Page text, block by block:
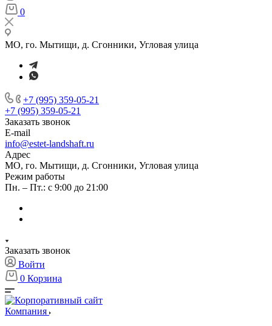
0
МО, го. Мытищи, д. Сгонники, Угловая улица
+7 (995) 359-05-21
+7 (995) 359-05-21
Заказать звонок
E-mail
info@estet-landshaft.ru
Адрес
МО, го. Мытищи, д. Сгонники, Угловая улица
Режим работы
Пн. – Пт.: с 9:00 до 21:00
Заказать звонок
Войти
0 Корзина
Компания